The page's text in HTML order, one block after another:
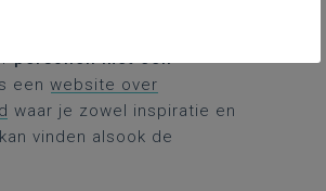
personen met een
een website over
waar je zowel inspiratie en
vinden alsook de